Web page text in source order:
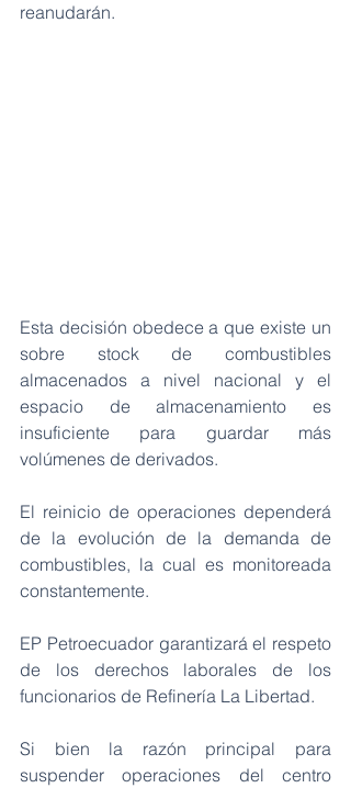
reanudarán.
Esta decisión obedece a que existe un
sobre stock de combustibles
almacenados a nivel nacional y el
espacio de almacenamiento es
insuficiente para guardar más
volúmenes de derivados.
El reinicio de operaciones dependerá
de la evolución de la demanda de
combustibles, la cual es monitoreada
constantemente.
EP Petroecuador garantizará el respeto
de los derechos laborales de los
funcionarios de Refinería La Libertad.
Si bien la razón principal para
suspender operaciones del centro